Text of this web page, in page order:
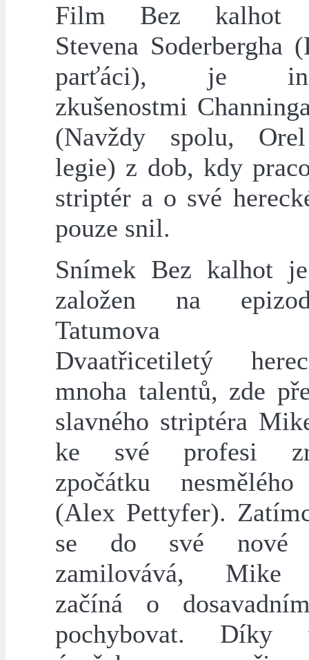
Film Bez kalhot
Stevena Soderbergha
parťáci), je
zkušenostmi
(Navždy spolu,
legie) z dob, kdy
striptér a o své
pouze snil.
Snímek Bez kalhot
založen na
Tatumova
Dvaatřicetiletý
mnoha talentů, zde
slavného striptéra
ke své profesi
zpočátku
(Alex Pettyfer).
se do své nové
zamilovává, Mike
začíná o
pochybovat. Díky